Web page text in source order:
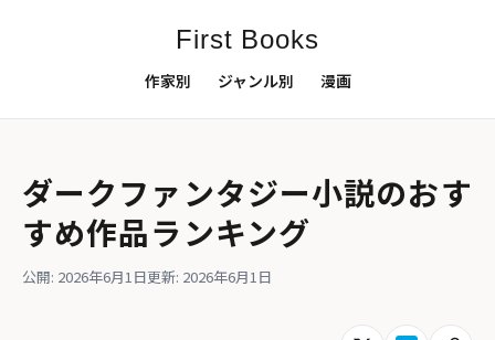
First Books
作家別 ジャンル別 漫画
ダークファンタジー小説のおす
すめ作品ランキング
公開: 2026年6月1日更新: 2026年6月1日